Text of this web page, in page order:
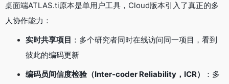
桌面端ATLAS.ti原本是单用户工具，Cloud版本引入了真正的多
人协作能力：
实时共享项目 ：多个研究者同时在线访问同一项目，看到
彼此的编码更新
编码员间信度检验（Inter-coder Reliability，ICR）
：多